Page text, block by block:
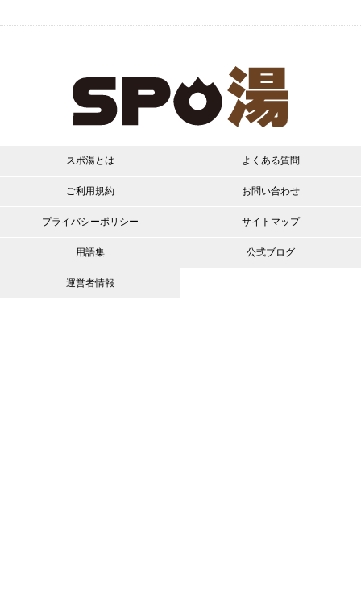
スポ湯とは
ご利用規約
プライバシーポリシー
用語集
運営者情報
よくある質問
お問い合わせ
サイトマップ
公式ブログ